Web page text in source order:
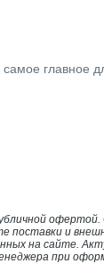
главное
офертой.
поставки и
на сайте.
при